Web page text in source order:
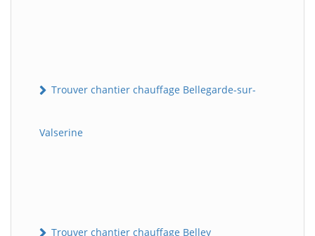
Trouver chantier chauffage Bellegarde-sur-
Valserine
Trouver chantier chauffage Belley